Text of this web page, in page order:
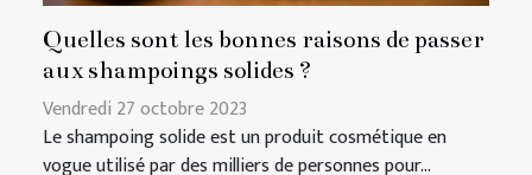
Quelles sont les bonnes raisons de passer
aux shampoings solides ?
Vendredi 27 octobre 2023
Le shampoing solide est un produit cosmétique en
vogue utilisé par des milliers de personnes pour...